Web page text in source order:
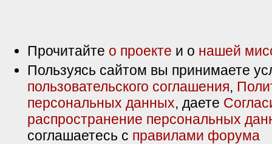
Прочитайте о проекте и о нашей
Пользуясь сайтом вы принимаете
пользовательского соглашения,
персональных данных, даете
распространение персональных
соглашаетесь с правилами форума